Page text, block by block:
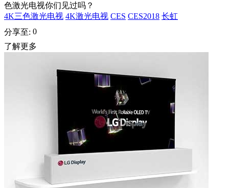
色激光电视你们见过吗？
4K三色激光电视 4K激光电视 CES CES2018 长虹
分享至: 0
了解更多